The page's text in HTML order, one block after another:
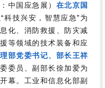
中国应急展） 在北京国
科技兴安，智慧应急”为
化、消防救援、防灾减
等领域的技术装备和应
部党委书记、部长王祥
委员、副部长徐加爱为
幕。工业和信息化部副